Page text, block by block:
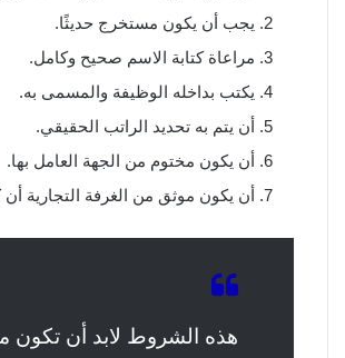
يجب أن يكون مستخرج حديثًا.
مراعاة كتابة الاسم صحيح وكامل.
يكتب بداخله الوظيفة والمسمى به.
أن يتم به تحديد الراتب الحقيقي.
أن يكون مختوم من الجهة العامل بها.
أن يكون موثق من الغرفة التجارية
هذه الشروط لابد أن تكون